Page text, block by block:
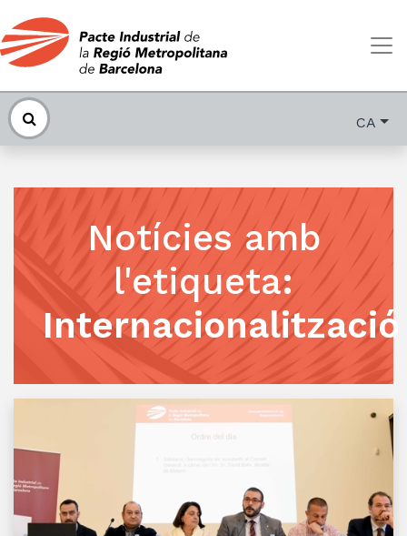
CA
Notícies amb
l'etiqueta:
Internacionalització